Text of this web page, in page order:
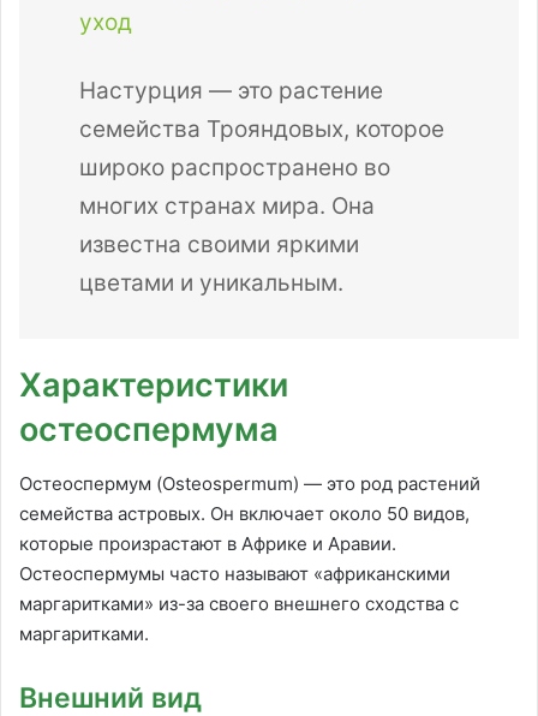
уход
Настурция — это растение
семейства Трояндовых, которое
широко распространено во
многих странах мира. Она
известна своими яркими
цветами и уникальным.
Характеристики
остеоспермума
Остеоспермум (Osteospermum) — это род растений
семейства астровых. Он включает около 50 видов,
которые произрастают в Африке и Аравии.
Остеоспермумы часто называют «африканскими
маргаритками» из-за своего внешнего сходства с
маргаритками.
Внешний вид